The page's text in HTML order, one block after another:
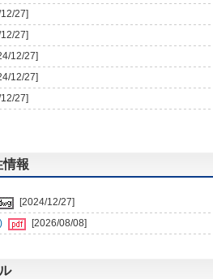
27]
27]
12/27]
12/27]
27]
報
[2024/12/27]
[2026/08/08]